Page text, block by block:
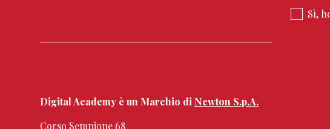
Sì,
Digital Academy è un Marchio di Newton S.p.A.
Corso Sempione 68